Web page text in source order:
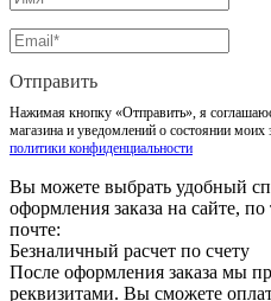
Отправить
Нажимая кнопку «Отправить», я
магазина и уведомлений о состоянии
политики конфиденциальности
Вы можете выбрать удобный
оформления заказа на сайте,
почте:
Безналичный расчет по счету
После оформления заказа мы
реквизитами. Вы сможете